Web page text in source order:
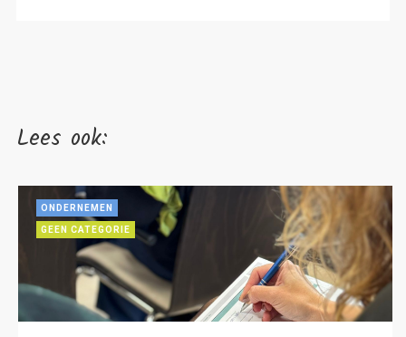
Lees ook:
ONDERNEMEN
GEEN CATEGORIE